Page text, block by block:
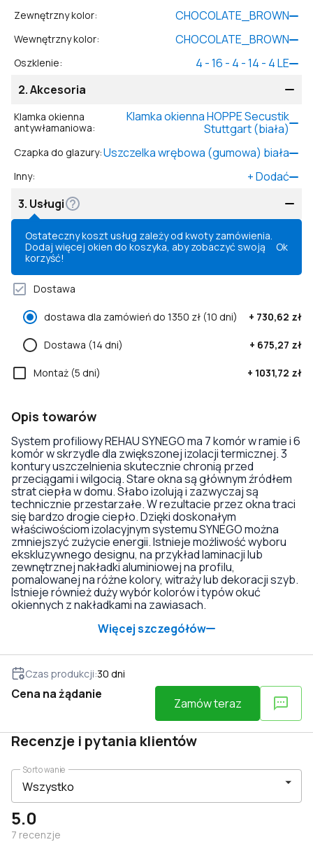
Zewnętrzny kolor: CHOCOLATE_BROWN
Wewnętrzny kolor: CHOCOLATE_BROWN
Oszklenie:
4 - 16 - 4 - 14 - 4 LE
2.Akcesoria
Klamka okienna
antywłamaniowa:
Klamka okienna HOPPE Secustik
Stuttgart (biała)
Czapka do glazury:Uszczelka wrębowa (gumowa) biała
Inny: +Dodać
3. Usługi
Ostateczny koszt usług zależy od kwoty zamówienia.
Dodaj więcej okien do koszyka, aby zobaczyć swoją
korzyść!
Ok
Dostawa
dostawa dla zamówień do 1350 zł (10 dni) + 730,62 zł
Dostawa (14 dni) + 675,27 zł
Montaż (5 dni) + 1031,72 zł
Opis towarów
System profiliowy REHAU SYNEGO ma 7 komór w ramie i 6
komór w skrzydle dla zwiększonej izolacji termicznej. 3
kontury uszczelnienia skutecznie chronią przed
przeciągami i wilgocią. Stare okna są głównym źródłem
strat ciepła w domu. Słabo izolują i zazwyczaj są
technicznie przestarzałe. W rezultacie przez okna traci
się bardzo drogie ciepło. Dzięki doskonałym
właściwościom izolacyjnym systemu SYNEGO można
zmniejszyć zużycie energii. Istnieje możliwość wyboru
ekskluzywnego designu, na przykład laminacji lub
zewnętrznej nakładki aluminiowej na profilu,
pomalowanej na różne kolory, witraży lub dekoracji szyb.
Istnieje również duży wybór kolorów i typów okuć
okiennych z nakładkami na zawiasach.
Więcej szczegółów
Czas produkcji:30 dni
Cena na żądanie
Zamów teraz
Recenzje i pytania klientów
5.0
7 recenzje
Sortowanie